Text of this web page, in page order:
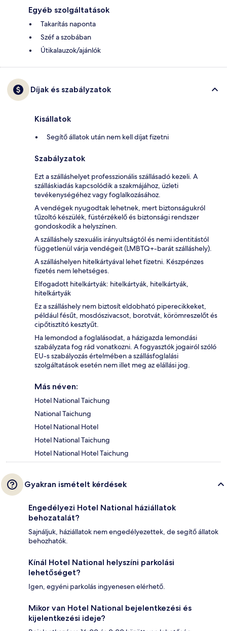
Egyéb szolgáltatások
Takarítás naponta
Széf a szobában
Útikalauzok/ajánlók
Díjak és szabályzatok
Kisállatok
Segítő állatok után nem kell díjat fizetni
Szabályzatok
Ezt a szálláshelyet professzionális szállásadó kezeli. A
szálláskiadás kapcsolódik a szakmájához, üzleti
tevékenységéhez vagy foglalkozásához.
A vendégek nyugodtak lehetnek, mert biztonságukról
tűzoltó készülék, füstérzékelő és biztonsági rendszer
gondoskodik a helyszínen.
A szálláshely szexuális irányultságtól és nemi identitástól
függetlenül várja vendégeit (LMBTQ+-barát szálláshely).
A szálláshelyen hitelkártyával lehet fizetni. Készpénzes
fizetés nem lehetséges.
Elfogadott hitelkártyák: hitelkártyák, hitelkártyák,
hitelkártyák
Ez a szálláshely nem biztosít eldobható piperecikkeket,
például fésűt, mosdószivacsot, borotvát, körömreszelőt és
cipőtisztító kesztyűt.
Ha lemondod a foglalásodat, a házigazda lemondási
szabályzata fog rád vonatkozni. A fogyasztók jogairól szóló
EU-s szabályozás értelmében a szállásfoglalási
szolgáltatások esetén nem illet meg az elállási jog.
Más néven:
Hotel National Taichung
National Taichung
Hotel National Hotel
Hotel National Taichung
Hotel National Hotel Taichung
Gyakran ismételt kérdések
Engedélyezi Hotel National háziállatok
behozatalát?
Sajnáljuk, háziállatok nem engedélyezettek, de segítő állatok
behozhatók.
Kínál Hotel National helyszíni parkolási
lehetőséget?
Igen, egyéni parkolás ingyenesen elérhető.
Mikor van Hotel National bejelentkezési és
kijelentkezési ideje?